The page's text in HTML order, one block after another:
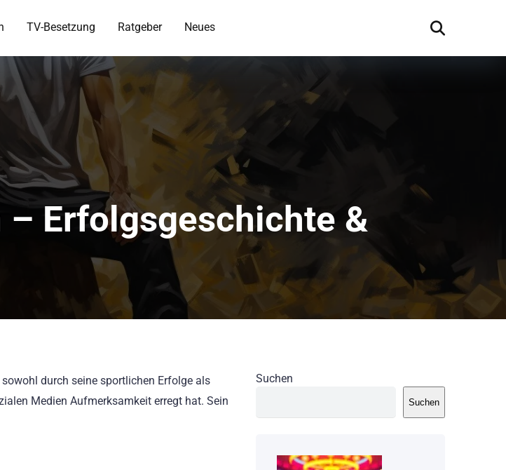
TV-Besetzung Ratgeber Neues
– Erfolgsgeschichte &
durch seine sportlichen Erfolge als
Medien Aufmerksamkeit erregt hat. Sein
Suchen
Suchen